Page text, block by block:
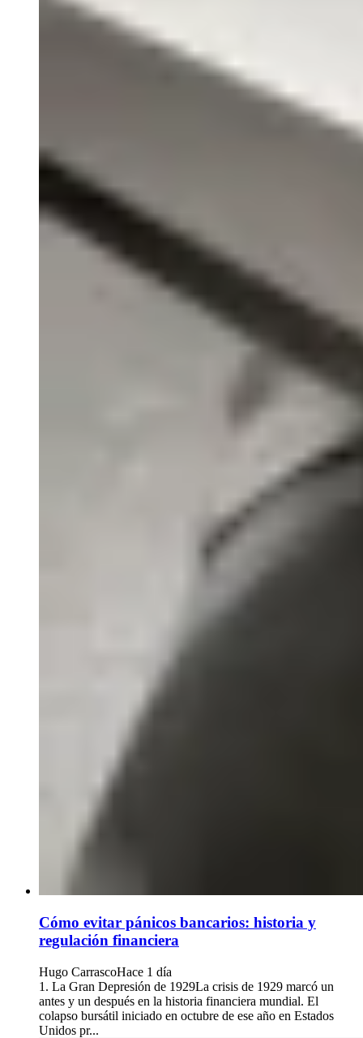
Cómo evitar pánicos bancarios: historia y
regulación financiera
Hugo CarrascoHace 1 día
1. La Gran Depresión de 1929La crisis de 1929 marcó un
antes y un después en la historia financiera mundial. El
colapso bursátil iniciado en octubre de ese año en Estados
Unidos pr...